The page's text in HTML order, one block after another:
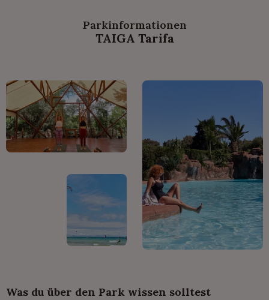
Parkinformationen
TAIGA Tarifa
Was du über den Park wissen solltest